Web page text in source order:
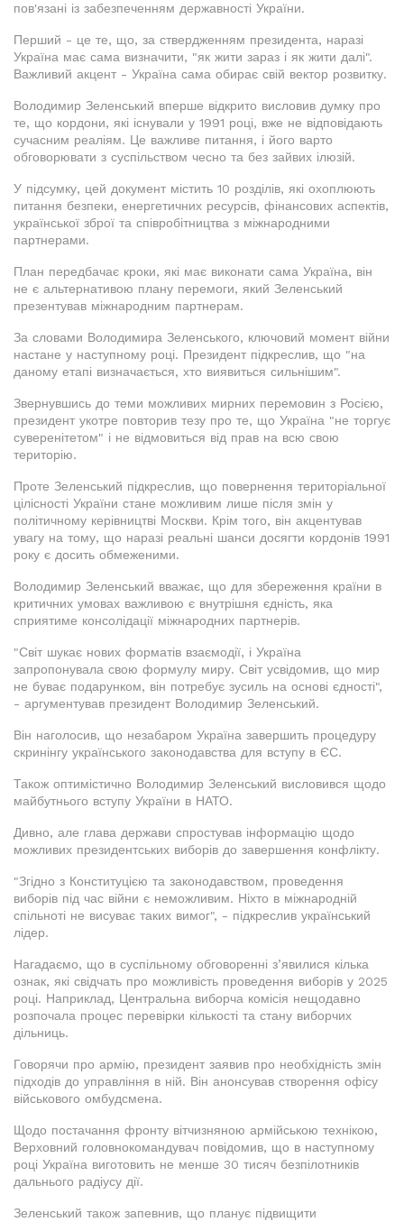
пов'язані із забезпеченням державності України.
Перший - це те, що, за ствердженням президента, наразі
Україна має сама визначити, "як жити зараз і як жити далі".
Важливий акцент - Україна сама обирає свій вектор розвитку.
Володимир Зеленський вперше відкрито висловив думку про
те, що кордони, які існували у 1991 році, вже не відповідають
сучасним реаліям. Це важливе питання, і його варто
обговорювати з суспільством чесно та без зайвих ілюзій.
У підсумку, цей документ містить 10 розділів, які охоплюють
питання безпеки, енергетичних ресурсів, фінансових аспектів,
української зброї та співробітництва з міжнародними
партнерами.
План передбачає кроки, які має виконати сама Україна, він
не є альтернативою плану перемоги, який Зеленський
презентував міжнародним партнерам.
За словами Володимира Зеленського, ключовий момент війни
настане у наступному році. Президент підкреслив, що "на
даному етапі визначається, хто виявиться сильнішим".
Звернувшись до теми можливих мирних перемовин з Росією,
президент укотре повторив тезу про те, що Україна "не торгує
суверенітетом" і не відмовиться від прав на всю свою
територію.
Проте Зеленський підкреслив, що повернення територіальної
цілісності України стане можливим лише після змін у
політичному керівництві Москви. Крім того, він акцентував
увагу на тому, що наразі реальні шанси досягти кордонів 1991
року є досить обмеженими.
Володимир Зеленський вважає, що для збереження країни в
критичних умовах важливою є внутрішня єдність, яка
сприятиме консолідації міжнародних партнерів.
"Світ шукає нових форматів взаємодії, і Україна
запропонувала свою формулу миру. Світ усвідомив, що мир
не буває подарунком, він потребує зусиль на основі єдності",
- аргументував президент Володимир Зеленський.
Він наголосив, що незабаром Україна завершить процедуру
скринінгу українського законодавства для вступу в ЄС.
Також оптимістично Володимир Зеленський висловився щодо
майбутнього вступу України в НАТО.
Дивно, але глава держави спростував інформацію щодо
можливих президентських виборів до завершення конфлікту.
"Згідно з Конституцією та законодавством, проведення
виборів під час війни є неможливим. Ніхто в міжнародній
спільноті не висуває таких вимог", - підкреслив український
лідер.
Нагадаємо, що в суспільному обговоренні з’явилися кілька
ознак, які свідчать про можливість проведення виборів у 2025
році. Наприклад, Центральна виборча комісія нещодавно
розпочала процес перевірки кількості та стану виборчих
дільниць.
Говорячи про армію, президент заявив про необхідність змін
підходів до управління в ній. Він анонсував створення офісу
військового омбудсмена.
Щодо постачання фронту вітчизняною армійською технікою,
Верховний головнокомандувач повідомив, що в наступному
році Україна виготовить не менше 30 тисяч безпілотників
дальнього радіусу дії.
Зеленський також запевнив, що планує підвищити